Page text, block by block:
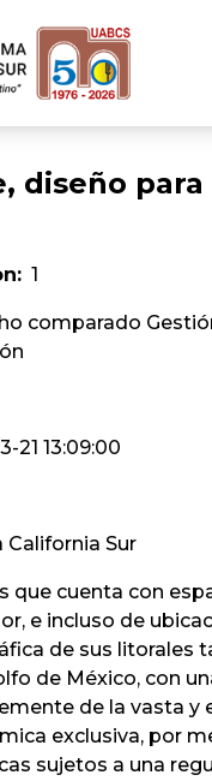
diseño
1
comparado
21 13:09:00
Sur
que cuenta con
e incluso de
de sus litorales
de México, con
de la vasta y
exclusiva, por
sujetos a una